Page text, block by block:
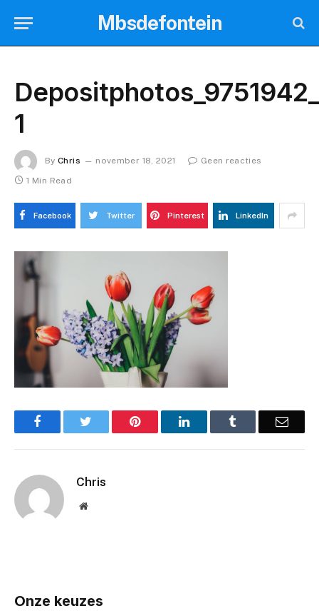
Mbsdefontein
1
By Chris november 18, 2021
Geen reacties
1 Min Read
Facebook Twitter Pinterest LinkedIn
Facebook Pinterest LinkedIn Email
Chris
Website
Onze keuzes